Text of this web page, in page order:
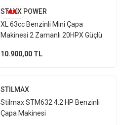
YENİ
STAXX POWER
XL 63cc Benzinli Mini Çapa
Makinesi 2 Zamanlı 20HPX Güçlü
19 Kg
10.900,00 TL
STİLMAX
Stilmax STM632 4.2 HP Benzinli
Çapa Makinesi